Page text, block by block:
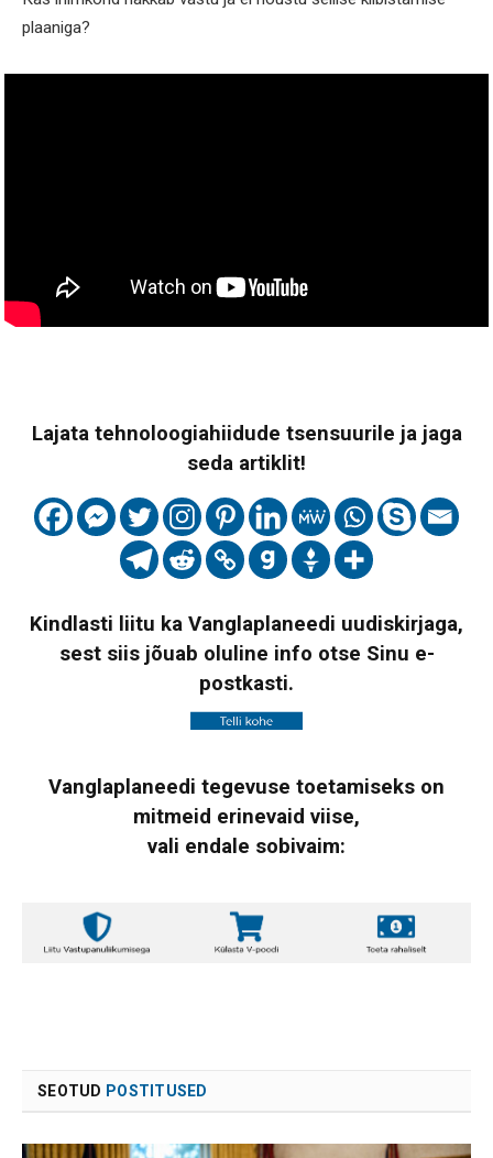
plaaniga?
Lajata tehnoloogiahiidude tsensuurile ja jaga
seda artiklit!
Kindlasti liitu ka Vanglaplaneedi uudiskirjaga,
sest siis jõuab oluline info otse Sinu e-
postkasti.
Vanglaplaneedi tegevuse toetamiseks on
mitmeid erinevaid viise,
vali endale sobivaim:
SEOTUD POSTITUSED